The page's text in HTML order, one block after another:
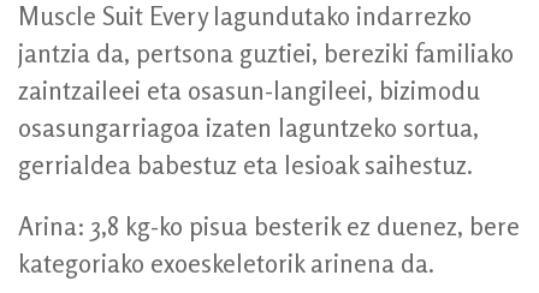
Muscle Suit Every lagundutako indarrezko
jantzia da, pertsona guztiei, bereziki familiako
zaintzaileei eta osasun-langileei, bizimodu
osasungarriagoa izaten laguntzeko sortua,
gerrialdea babestuz eta lesioak saihestuz.
Arina: 3,8 kg-ko pisua besterik ez duenez, bere
kategoriako exoeskeletorik arinena da.